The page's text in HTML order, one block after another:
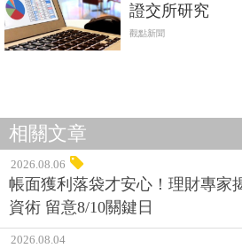
證交所研究
觀點新聞
相關文章
2026.08.06
帳面獲利落袋才安心！理財專家
資術 留意8/10關鍵日
2026.08.04